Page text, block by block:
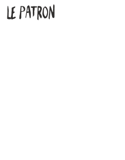
Le Patron